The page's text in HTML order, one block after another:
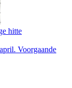
hitte
Voorgaande